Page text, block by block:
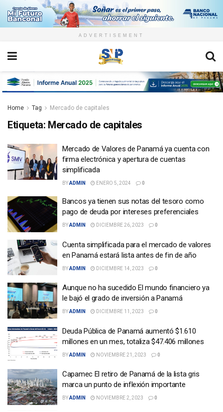
ADVERTISEMENT
Home Tag Mercado de capitales
Etiqueta: Mercado de capitales
Mercado de Valores de Panamá ya cuenta con
firma electrónica y apertura de cuentas
simplificada
BYADMIN ENERO 5, 2024 0
Bancos ya tienen sus notas del tesoro como
pago de deuda por intereses preferenciales
BYADMIN DICIEMBRE 26, 2023 0
Cuenta simplificada para el mercado de valores
en Panamá estará lista antes de fin de año
BYADMIN DICIEMBRE 14, 2023 0
Aunque no ha sucedido El mundo financiero ya
le bajó el grado de inversión a Panamá
BYADMIN DICIEMBRE 11, 2023 0
Deuda Pública de Panamá aumentó $1.610
millones en un mes, totaliza $47.406 millones
BYADMIN NOVIEMBRE 21, 2023 0
Capamec El retiro de Panamá de la lista gris
marca un punto de inflexión importante
BYADMIN NOVIEMBRE 2, 2023 0